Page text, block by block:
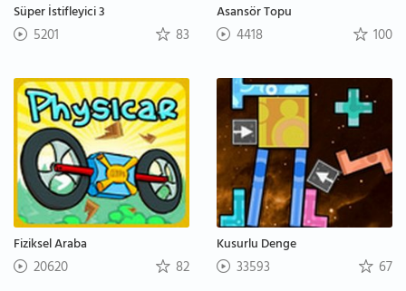
Süper İstifleyici 3
5201 83
Asansör Topu
4418 100
Fiziksel Araba
20620 82
Kusurlu Denge
33593 67